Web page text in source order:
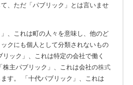
、ただ「パブリック」とは言いませ
」、これは町の人々を意味し、他のど
クにも個人として分類されないもの
ック」、これは特定の会社で働く
株主パブリック」、これは会社の株式
す。
「十代パブリック」、これは